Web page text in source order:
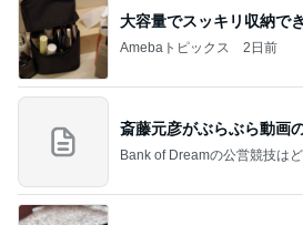
大容量でスッキリ収納で
Amebaトピックス 2日前
斎藤元彦がぶらぶら動画
Bank of Dreamの公営競技はど